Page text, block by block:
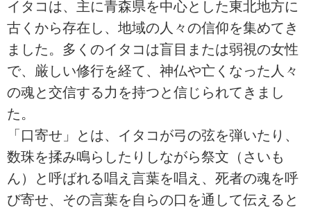
イタコは、主に青森県を中心とした東北地方に
古くから存在し、地域の人々の信仰を集めてき
ました。多くのイタコは盲目または弱視の女性
で、厳しい修行を経て、神仏や亡くなった人々
の魂と交信する力を持つと信じられてきまし
た。
「口寄せ」とは、イタコが弓の弦を弾いたり、
数珠を揉み鳴らしたりしながら祭文（さいも
ん）と呼ばれる唱え言葉を唱え、死者の魂を呼
び寄せ、その言葉を自らの口を通して伝えると